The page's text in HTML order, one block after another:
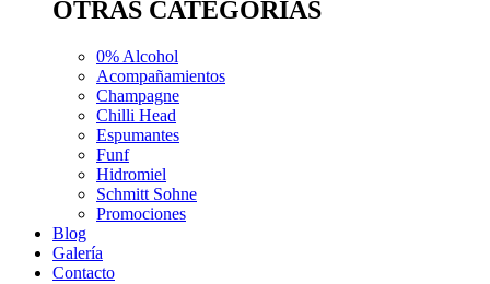
OTRAS CATEGORIAS
0% Alcohol
Acompañamientos
Champagne
Chilli Head
Espumantes
Funf
Hidromiel
Schmitt Sohne
Promociones
Blog
Galería
Contacto